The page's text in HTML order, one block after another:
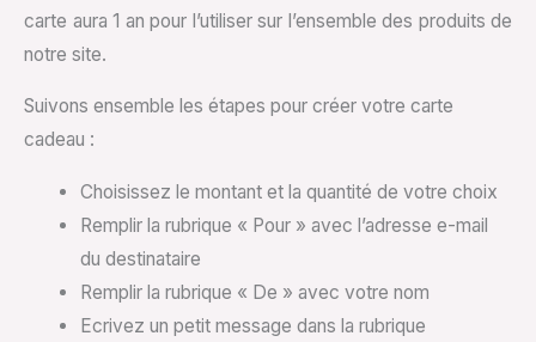
carte aura 1 an pour l’utiliser sur l’ensemble des produits de
notre site.
Suivons ensemble les étapes pour créer votre carte
cadeau :
Choisissez le montant et la quantité de votre choix
Remplir la rubrique « Pour » avec l’adresse e-mail
du destinataire
Remplir la rubrique « De » avec votre nom
Ecrivez un petit message dans la rubrique